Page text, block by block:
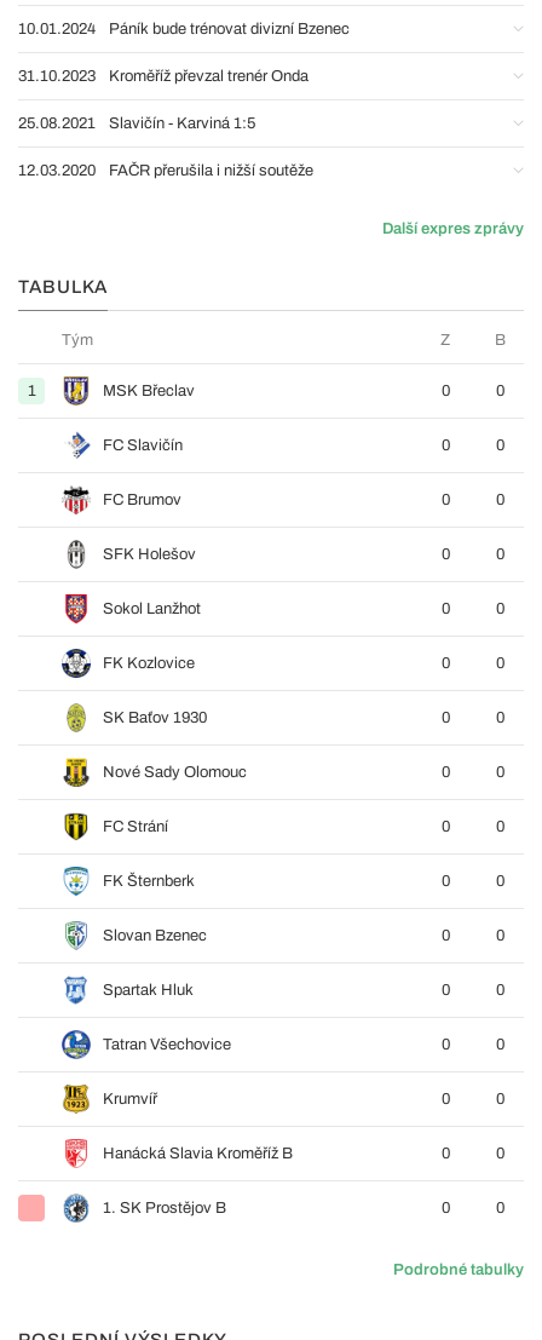
10.01.2024 Páník bude trénovat divizní Bzenec
31.10.2023 Kroměříž převzal trenér Onda
25.08.2021 Slavičín - Karviná 1:5
12.03.2020 FAČR přerušila i nižší soutěže
Další expres zprávy
TABULKA
Tým Z B
1 MSK Břeclav 0 0
FC Slavičín 0 0
FC Brumov 0 0
SFK Holešov 0 0
Sokol Lanžhot 0 0
FK Kozlovice 0 0
SK Baťov 1930 0 0
Nové Sady Olomouc 0 0
FC Strání 0 0
FK Šternberk 0 0
Slovan Bzenec 0 0
Spartak Hluk 0 0
Tatran Všechovice 0 0
Krumvíř 0 0
Hanácká Slavia Kroměříž B 0 0
1. SK Prostějov B 0 0
Podrobné tabulky